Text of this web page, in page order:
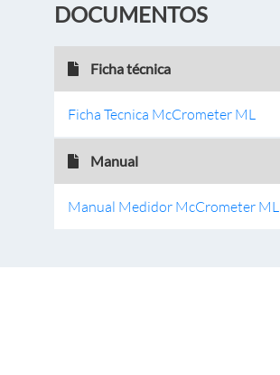
DOCUMENTOS
Ficha técnica
Ficha Tecnica McCrometer ML
Manual
Manual Medidor McCrometer ML